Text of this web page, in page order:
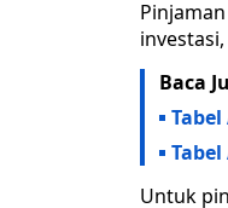
Baca
Untuk